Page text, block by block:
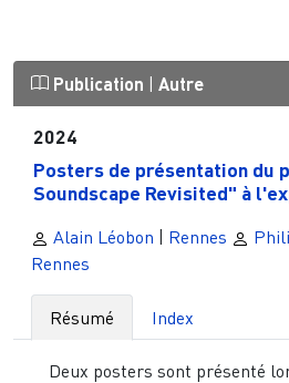
Publication | Autre
2024
Posters de présentation du
Soundscape Revisited" à
Alain Léobon | Rennes
Rennes
Résumé Index
Deux posters sont présenté